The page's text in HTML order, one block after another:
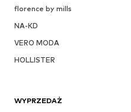
florence by mills
NA-KD
VERO MODA
HOLLISTER
WYPRZEDAŻ